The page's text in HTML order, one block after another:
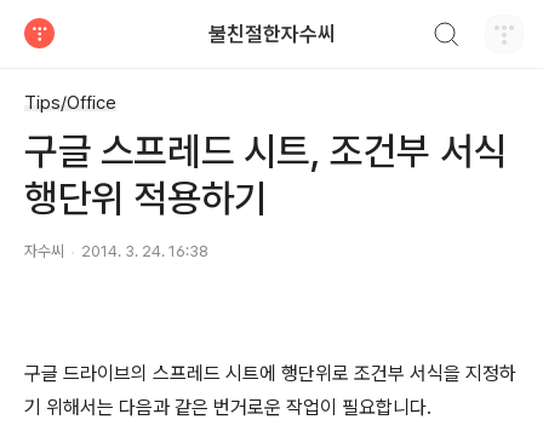
불친절한자수씨
Tips/Office
구글 스프레드 시트, 조건부 서식
행단위 적용하기
자수씨 2014. 3. 24. 16:38
구글 드라이브의 스프레드 시트에 행단위로 조건부 서식을 지정하
기 위해서는 다음과 같은 번거로운 작업이 필요합니다.